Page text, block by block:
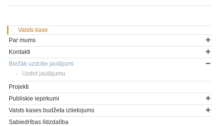
Valsts kase
Par mums
Kontakti
Biežāk uzdotie jautājumi
Uzdot jautājumu
Projekti
Publiskie iepirkumi
Valsts kases budžeta izlietojums
Sabiedrības līdzdalība